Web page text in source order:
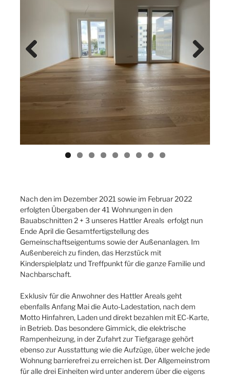
ous
Next
Nach den im Dezember 2021 sowie im Februar 2022
erfolgten Übergaben der 41 Wohnungen in den
Bauabschnitten 2 + 3 unseres Hattler Areals erfolgt nun
Ende April die Gesamtfertigstellung des
Gemeinschaftseigentums sowie der Außenanlagen. Im
Außenbereich zu finden, das Herzstück mit
Kinderspielplatz und Treffpunkt für die ganze Familie und
Nachbarschaft.
Exklusiv für die Anwohner des Hattler Areals geht
ebenfalls Anfang Mai die Auto-Ladestation, nach dem
Motto Hinfahren, Laden und direkt bezahlen mit EC-Karte,
in Betrieb. Das besondere Gimmick, die elektrische
Rampenheizung, in der Zufahrt zur Tiefgarage gehört
ebenso zur Ausstattung wie die Aufzüge, über welche jede
Wohnung barrierefrei zu erreichen ist. Der Allgemeinstrom
für alle drei Einheiten wird unter anderem über die eigens